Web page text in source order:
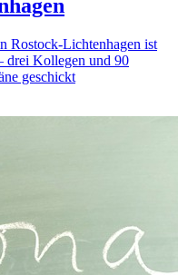
Rostock-Lichtenhagen ist
drei Kollegen und 90
geschickt